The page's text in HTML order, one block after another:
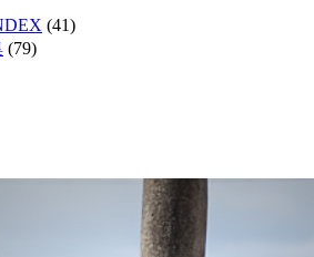
(41)
(79)